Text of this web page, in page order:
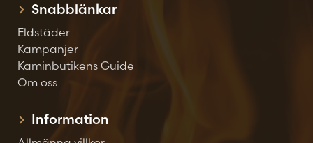
Snabblänkar
Eldstäder
Kampanjer
Kaminbutikens Guide
Om oss
Information